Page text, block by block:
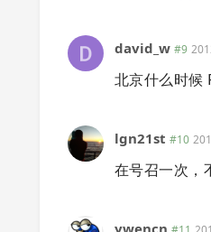
david_w #9
北京什么时候
lgn21st #10
在号召一次，
ywencn